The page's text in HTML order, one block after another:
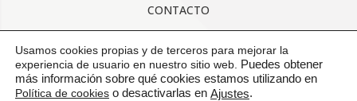
CONTACTO
AVISO LEGAL
CONDICIONES GENERALES DE USO
Usamos cookies propias y de terceros para mejorar la
experiencia de usuario en nuestro sitio web.
Puedes obtener
más información sobre qué cookies estamos utilizando en
Política de cookies o desactivarlas en Ajustes.